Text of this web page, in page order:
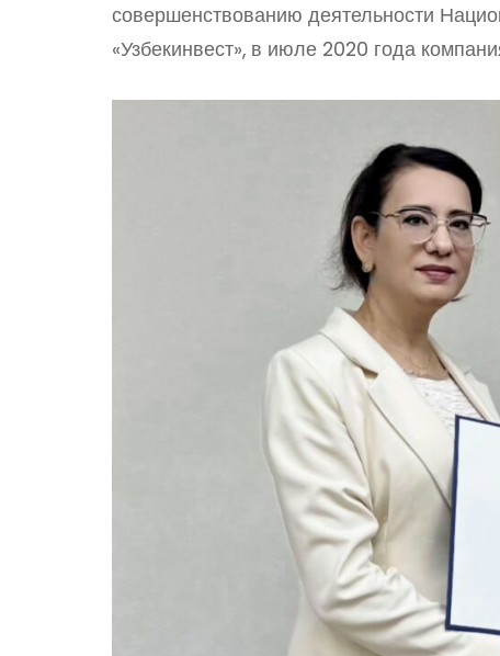
совершенствованию деятельности
«Узбекинвест», в июле 2020 года